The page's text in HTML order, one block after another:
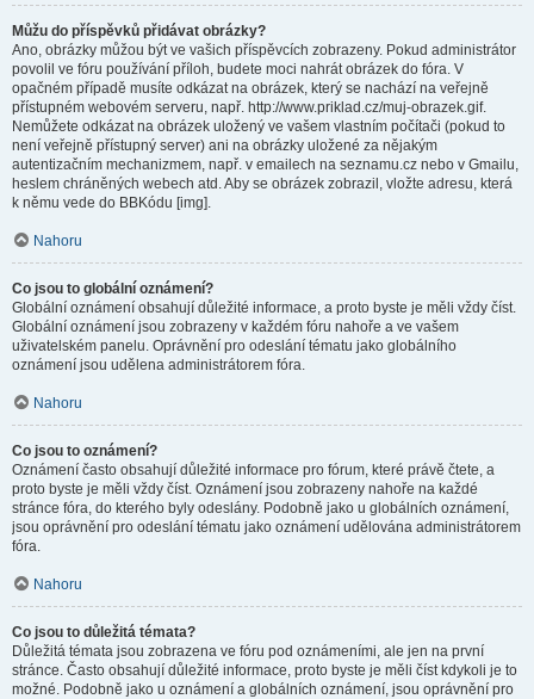
Můžu do příspěvků přidávat obrázky?
Ano, obrázky můžou být ve vašich příspěvcích zobrazeny. Pokud administrátor
povolil ve fóru používání příloh, budete moci nahrát obrázek do fóra. V
opačném případě musíte odkázat na obrázek, který se nachází na veřejně
přístupném webovém serveru, např. http://www.priklad.cz/muj-obrazek.gif.
Nemůžete odkázat na obrázek uložený ve vašem vlastním počítači (pokud to
není veřejně přístupný server) ani na obrázky uložené za nějakým
autentizačním mechanizmem, např. v emailech na seznamu.cz nebo v Gmailu,
heslem chráněných webech atd. Aby se obrázek zobrazil, vložte adresu, která
k němu vede do BBKódu [img].
Nahoru
Co jsou to globální oznámení?
Globální oznámení obsahují důležité informace, a proto byste je měli vždy číst.
Globální oznámení jsou zobrazeny v každém fóru nahoře a ve vašem
uživatelském panelu. Oprávnění pro odeslání tématu jako globálního
oznámení jsou udělena administrátorem fóra.
Nahoru
Co jsou to oznámení?
Oznámení často obsahují důležité informace pro fórum, které právě čtete, a
proto byste je měli vždy číst. Oznámení jsou zobrazeny nahoře na každé
stránce fóra, do kterého byly odeslány. Podobně jako u globálních oznámení,
jsou oprávnění pro odeslání tématu jako oznámení udělována administrátorem
fóra.
Nahoru
Co jsou to důležitá témata?
Důležitá témata jsou zobrazena ve fóru pod oznámeními, ale jen na první
stránce. Často obsahují důležité informace, proto byste je měli číst kdykoli je to
možné. Podobně jako u oznámení a globálních oznámení, jsou oprávnění pro